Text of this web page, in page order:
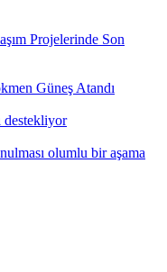
Projelerinde Son
Güneş Atandı
destekliyor
olumlu bir aşama